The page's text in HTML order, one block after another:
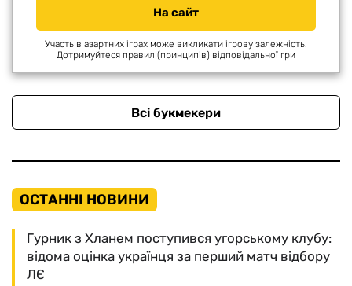
На сайт
Участь в азартних іграх може викликати ігрову залежність.
Дотримуйтеся правил (принципів) відповідальної гри
Всі букмекери
ОСТАННІ НОВИНИ
Гурник з Хланем поступився угорському клубу:
відома оцінка українця за перший матч відбору
ЛЄ